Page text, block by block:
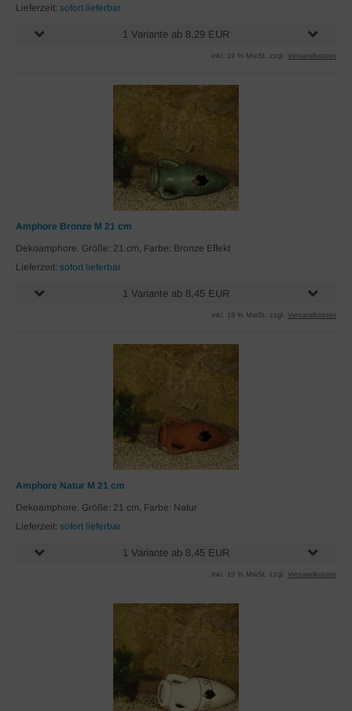
Lieferzeit: sofort lieferbar
1 Variante ab 8,29 EUR
inkl. 19 % MwSt. zzgl. Versandkosten
Amphore Bronze M 21 cm
Dekoamphore. Größe: 21 cm, Farbe: Bronze Effekt
Lieferzeit: sofort lieferbar
1 Variante ab 8,45 EUR
inkl. 19 % MwSt. zzgl. Versandkosten
Amphore Natur M 21 cm
Dekoamphore. Größe: 21 cm, Farbe: Natur
Lieferzeit: sofort lieferbar
1 Variante ab 8,45 EUR
inkl. 19 % MwSt. zzgl. Versandkosten